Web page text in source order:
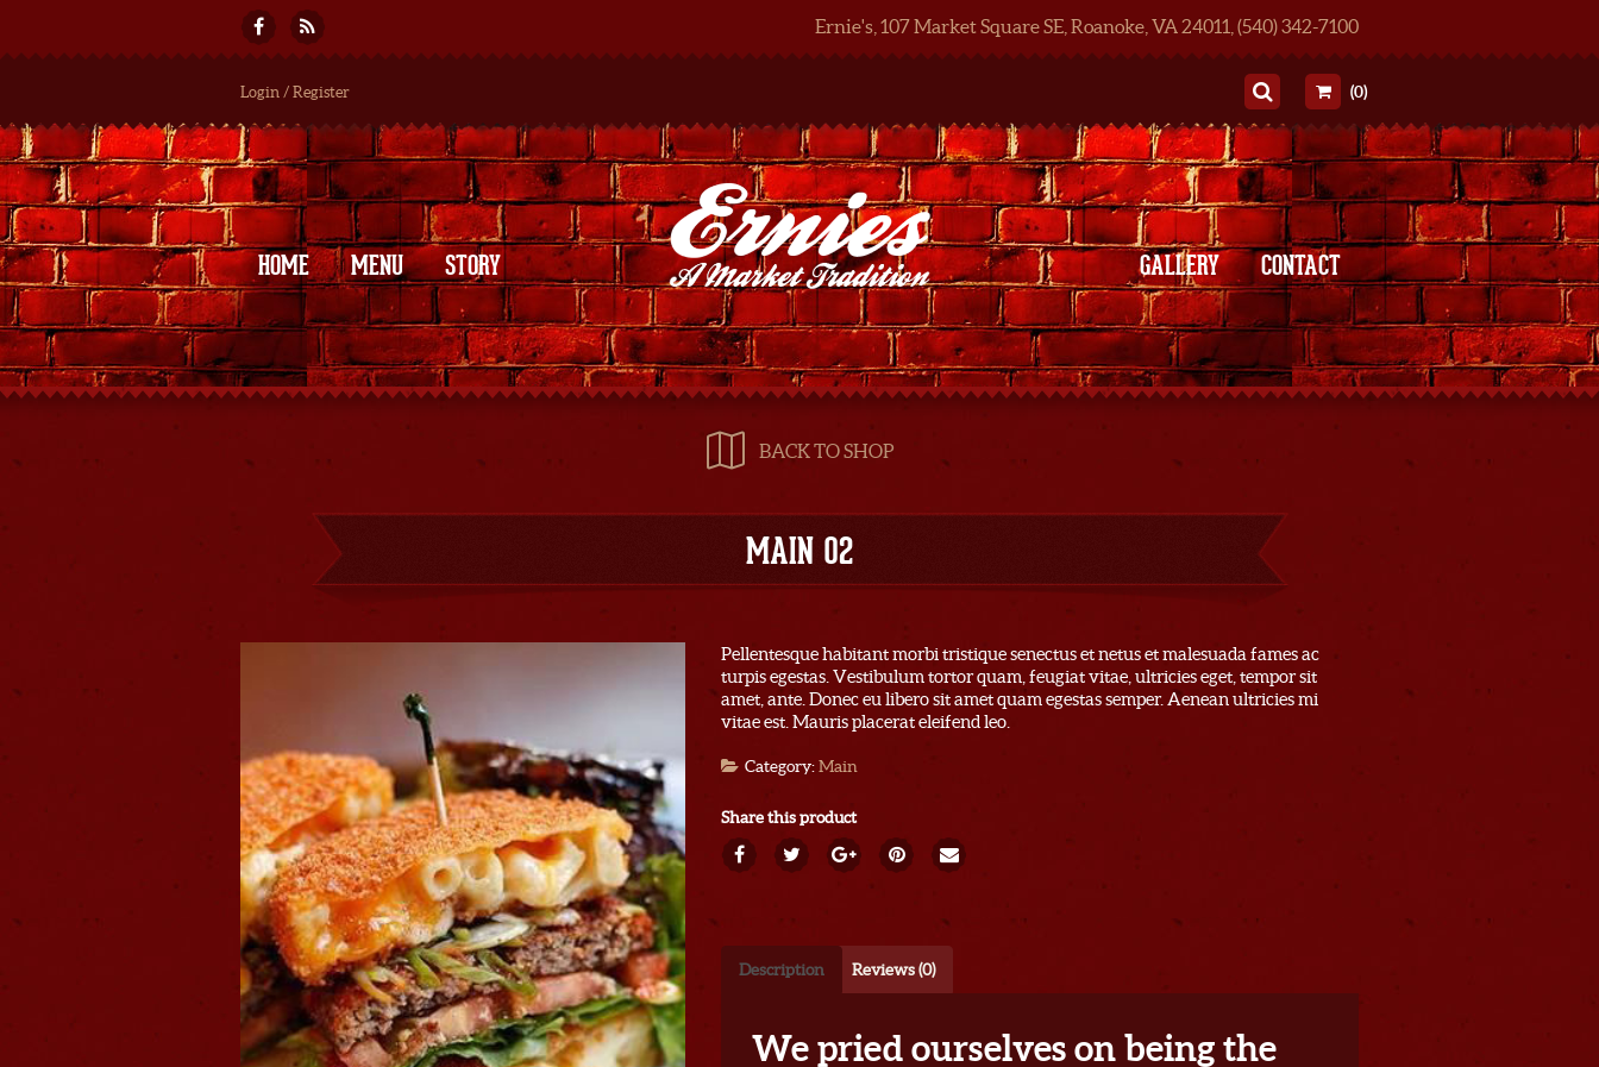
Ernie's, 107 Market Square SE, Roanoke, VA 24011, (540) 342-7100
Login / Register (0)
HOME MENU STORY GALLERY CONTACT
BACK TO SHOP
MAIN 02
Pellentesque habitant morbi tristique senectus et netus et malesuada fames ac
turpis egestas. Vestibulum tortor quam, feugiat vitae, ultricies eget, tempor sit
amet, ante. Donec eu libero sit amet quam egestas semper. Aenean ultricies mi
vitae est. Mauris placerat eleifend leo.
Category:Main
Share this product
Description Reviews (0)
We pried ourselves on being the